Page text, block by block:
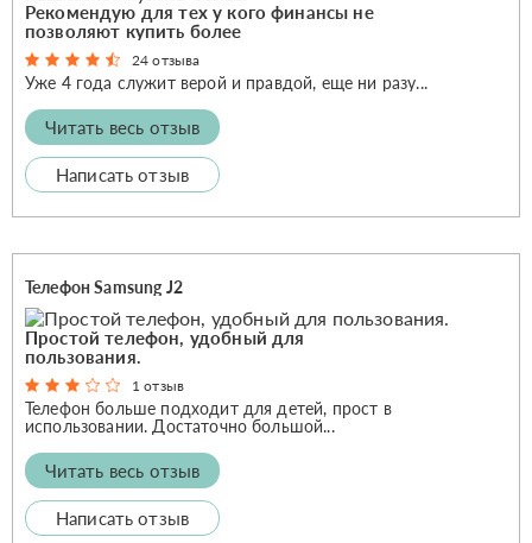
Рекомендую для тех у кого финансы не
позволяют купить более
24 отзыва
Уже 4 года служит верой и правдой, еще ни разу...
Читать весь отзыв
Написать отзыв
Телефон Samsung J2
Простой телефон, удобный для
пользования.
1 отзыв
Телефон больше подходит для детей, прост в
использовании. Достаточно большой...
Читать весь отзыв
Написать отзыв